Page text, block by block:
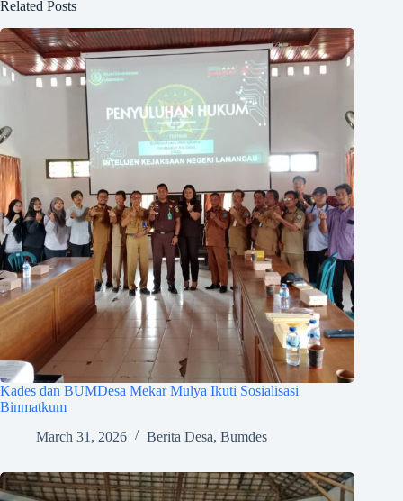
Related Posts
Kades dan BUMDesa Mekar Mulya Ikuti Sosialisasi
Binmatkum
March 31, 2026
Berita Desa, Bumdes